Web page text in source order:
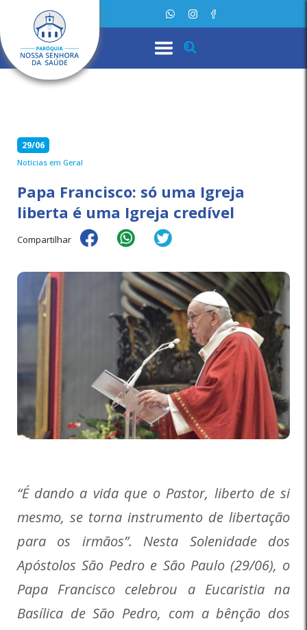
29/06
Notícias em Geral
Papa Francisco: só uma Igreja
liberta é uma Igreja credível
Compartilhar
“É dando a vida que o Pastor, liberto de si
mesmo, se torna instrumento de libertação
para os irmãos”. Nesta Solenidade dos
Apóstolos São Pedro e São Paulo (29/06), o
Papa Francisco celebrou a Eucaristia na
Basílica de São Pedro, com a bênção dos